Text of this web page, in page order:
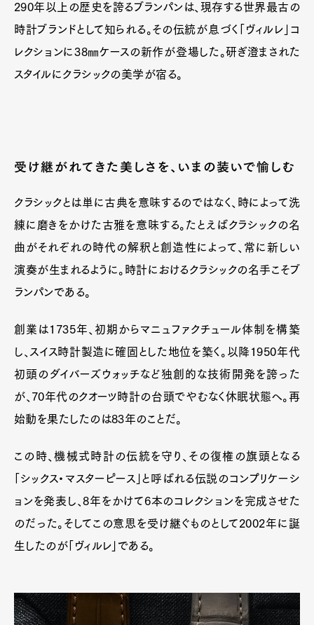
290年以上の歴史を誇るブランパンは、現存する世界最古の
時計ブランドとして知られる。その伝統が息づく「ヴィルレ」コ
レクションに38㎜ケースの新作が登場した。研ぎ澄まされた
スタイルにクラシックの美学が宿る。
受け継がれてきた美しさを、いまの装いで愉しむ
クラシックとは単に古典を意味するのではなく、時によって洗
練に磨きをかけた古雅を意味する。たとえばクラシックの名
曲がそれぞれの時代の解釈と創造性によって、常に新しい
演奏が生まれるように。時計におけるクラシックの名手こそブ
ランパンである。
創業は1735年、初期からマニュファクチュール体制を構築
し、スイス時計製造に確固とした地位を築く。以降1950年代
初頭のダイバーズウォッチなど独創的な技術開発を誇った
が、70年代のクオーツ時計の台頭でやむなく休眠状態へ。再
始動を果たしたのは83年のことだ。
この時、機械式時計の伝統を守り、その復権の旗頭となる
「シックス・マスターピース」と呼ばれる伝説のコンプリケーシ
ョンを発表し、8年をかけて6本のコレクションを完成させた
のだった。そしてこの意思を受け継ぐものとして2002年に誕
生したのが「ヴィルレ」である。